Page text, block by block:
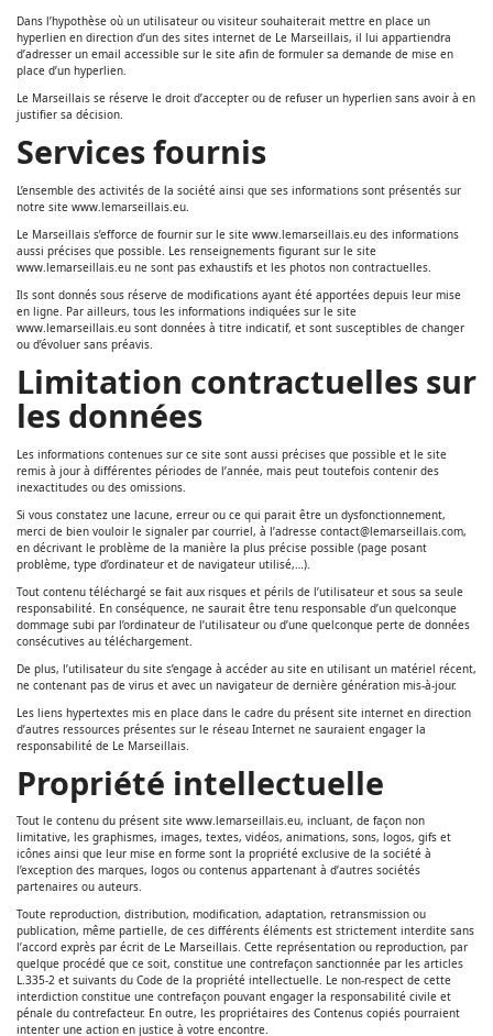
Dans l’hypothèse où un utilisateur ou visiteur souhaiterait mettre en place un
hyperlien en direction d’un des sites internet de Le Marseillais, il lui appartiendra
d’adresser un email accessible sur le site afin de formuler sa demande de mise en
place d’un hyperlien.
Le Marseillais se réserve le droit d’accepter ou de refuser un hyperlien sans avoir à en
justifier sa décision.
Services fournis
L’ensemble des activités de la société ainsi que ses informations sont présentés sur
notre site www.lemarseillais.eu.
Le Marseillais s’efforce de fournir sur le site www.lemarseillais.eu des informations
aussi précises que possible. Les renseignements figurant sur le site
www.lemarseillais.eu ne sont pas exhaustifs et les photos non contractuelles.
Ils sont donnés sous réserve de modifications ayant été apportées depuis leur mise
en ligne. Par ailleurs, tous les informations indiquées sur le site
www.lemarseillais.eu sont données à titre indicatif, et sont susceptibles de changer
ou d’évoluer sans préavis.
Limitation contractuelles sur
les données
Les informations contenues sur ce site sont aussi précises que possible et le site
remis à jour à différentes périodes de l’année, mais peut toutefois contenir des
inexactitudes ou des omissions.
Si vous constatez une lacune, erreur ou ce qui parait être un dysfonctionnement,
merci de bien vouloir le signaler par courriel, à l’adresse contact@lemarseillais.com,
en décrivant le problème de la manière la plus précise possible (page posant
problème, type d’ordinateur et de navigateur utilisé,…).
Tout contenu téléchargé se fait aux risques et périls de l’utilisateur et sous sa seule
responsabilité. En conséquence, ne saurait être tenu responsable d’un quelconque
dommage subi par l’ordinateur de l’utilisateur ou d’une quelconque perte de données
consécutives au téléchargement.
De plus, l’utilisateur du site s’engage à accéder au site en utilisant un matériel récent,
ne contenant pas de virus et avec un navigateur de dernière génération mis-à-jour.
Les liens hypertextes mis en place dans le cadre du présent site internet en direction
d’autres ressources présentes sur le réseau Internet ne sauraient engager la
responsabilité de Le Marseillais.
Propriété intellectuelle
Tout le contenu du présent site www.lemarseillais.eu, incluant, de façon non
limitative, les graphismes, images, textes, vidéos, animations, sons, logos, gifs et
icônes ainsi que leur mise en forme sont la propriété exclusive de la société à
l’exception des marques, logos ou contenus appartenant à d’autres sociétés
partenaires ou auteurs.
Toute reproduction, distribution, modification, adaptation, retransmission ou
publication, même partielle, de ces différents éléments est strictement interdite sans
l’accord exprès par écrit de Le Marseillais. Cette représentation ou reproduction, par
quelque procédé que ce soit, constitue une contrefaçon sanctionnée par les articles
L.335-2 et suivants du Code de la propriété intellectuelle. Le non-respect de cette
interdiction constitue une contrefaçon pouvant engager la responsabilité civile et
pénale du contrefacteur. En outre, les propriétaires des Contenus copiés pourraient
intenter une action en justice à votre encontre.